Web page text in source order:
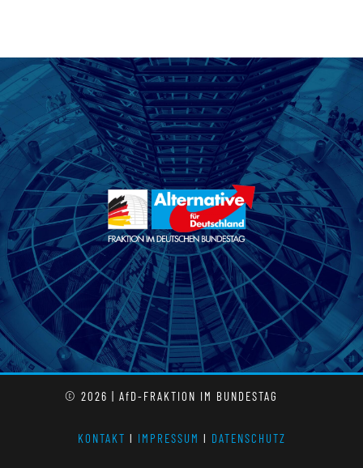
© 2026 | AfD-FRAKTION IM BUNDESTAG
KONTAKT l IMPRESSUM l DATENSCHUTZ